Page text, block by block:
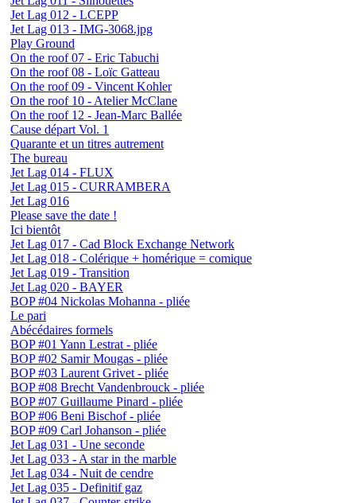
Jet Lag 012 - LCEPP
Jet Lag 013 - IMG-3068.jpg
Play Ground
On the roof 07 - Eric Tabuchi
On the roof 08 - Loïc Gatteau
On the roof 09 - Vincent Kohler
On the roof 10 - Atelier McClane
On the roof 12 - Jean-Marc Ballée
Cause départ Vol. 1
Quarante et un titres autrement
The bureau
Jet Lag 014 - FLUX
Jet Lag 015 - CURRAMBERA
Jet Lag 016
Please save the date !
Ici bientôt
Jet Lag 017 - Cad Block Exchange Network
Jet Lag 018 - Colérique + homérique = comique
Jet Lag 019 - Transition
Jet Lag 020 - BAYER
BOP #04 Nickolas Mohanna - pliée
Le pari
Abécédaires formels
BOP #01 Yann Lestrat - pliée
BOP #02 Samir Mougas - pliée
BOP #03 Laurent Grivet - pliée
BOP #08 Brecht Vandenbrouck - pliée
BOP #07 Guillaume Pinard - pliée
BOP #06 Beni Bischof - pliée
BOP #09 Carl Johanson - pliée
Jet Lag 031 - Une seconde
Jet Lag 033 - A star in the marble
Jet Lag 034 - Nuit de cendre
Jet Lag 035 - Definitif gaz